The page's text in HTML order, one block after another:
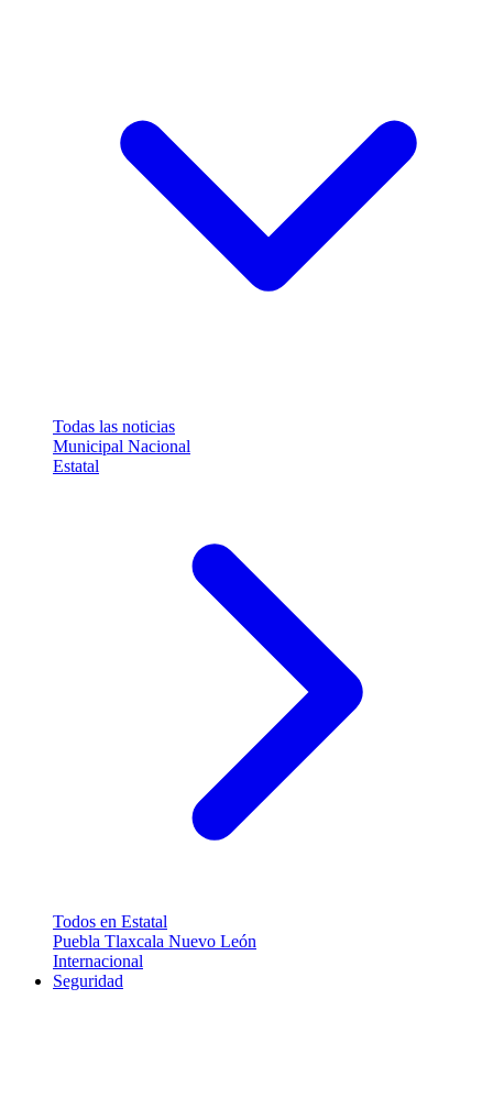
Todas las noticias
Municipal Nacional
Estatal
Todos en Estatal
Puebla Tlaxcala Nuevo León
Internacional
Seguridad